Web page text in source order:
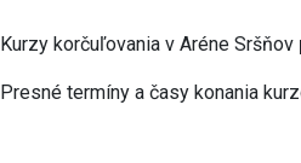
Kurzy korčuľovania v Aréne Sršňov
Presné termíny a časy konania